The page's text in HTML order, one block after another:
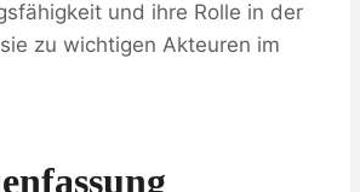
und ihre Rolle in der
zu wichtigen Akteuren im